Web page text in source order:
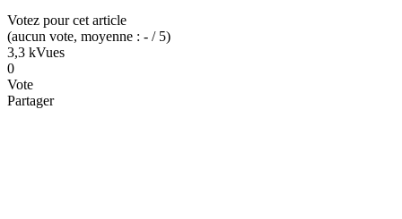
Votez pour cet article
(aucun vote, moyenne : - / 5)
3,3 kVues
0
Vote
Partager